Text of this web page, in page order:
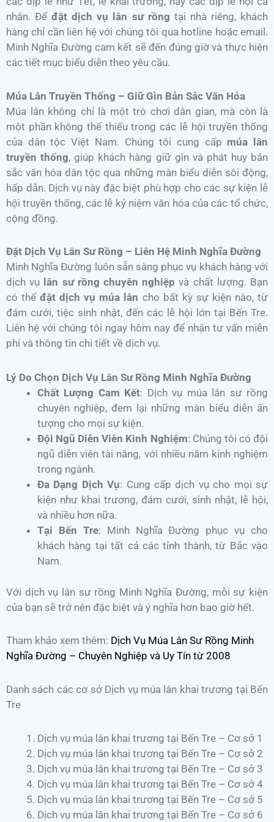
nhân. Đểđặt dịch vụ lân sư rồng tại nhà riêng, khách
hàng chỉ cần liên hệ với chúng tôi qua hotline hoặc email.
Minh Nghĩa Đường cam kết sẽ đến đúng giờ và thực hiện
các tiết mục biểu diễn theo yêu cầu.
Múa Lân Truyền Thống – Giữ Gìn Bản Sắc Văn Hóa
Múa lân không chỉ là một trò chơi dân gian, mà còn là
một phần không thể thiếu trong các lễ hội truyền thống
của dân tộc Việt Nam. Chúng tôi cung cấp múa lân
truyền thống, giúp khách hàng giữ gìn và phát huy bản
sắc văn hóa dân tộc qua những màn biểu diễn sôi động,
hấp dẫn. Dịch vụ này đặc biệt phù hợp cho các sự kiện lễ
hội truyền thống, các lễ kỷ niệm văn hóa của các tổ chức,
cộng đồng.
Đặt Dịch Vụ Lân Sư Rồng – Liên Hệ Minh Nghĩa Đường
Minh Nghĩa Đường luôn sẵn sàng phục vụ khách hàng với
dịch vụ lân sư rồng chuyên nghiệp và chất lượng. Bạn
có thểđặt dịch vụ múa lân cho bất kỳ sự kiện nào, từ
đám cưới, tiệc sinh nhật, đến các lễ hội lớn tại Bến Tre.
Liên hệ với chúng tôi ngay hôm nay để nhận tư vấn miễn
phí và thông tin chi tiết về dịch vụ.
Lý Do Chọn Dịch Vụ Lân Sư Rồng Minh Nghĩa Đường
Chất Lượng Cam Kết: Dịch vụ múa lân sư rồng
chuyên nghiệp, đem lại những màn biểu diễn ấn
tượng cho mọi sự kiện.
Đội Ngũ Diễn Viên Kinh Nghiệm: Chúng tôi có đội
ngũ diễn viên tài năng, với nhiều năm kinh nghiệm
trong ngành.
Đa Dạng Dịch Vụ: Cung cấp dịch vụ cho mọi sự
kiện như khai trương, đám cưới, sinh nhật, lễ hội,
và nhiều hơn nữa.
Tại Bến Tre: Minh Nghĩa Đường phục vụ cho
khách hàng tại tất cả các tỉnh thành, từ Bắc vào
Nam.
Với dịch vụ lân sư rồng Minh Nghĩa Đường, mỗi sự kiện
của bạn sẽ trở nên đặc biệt và ý nghĩa hơn bao giờ hết.
Tham khảo xem thêm: Dịch Vụ Múa Lân Sư Rồng Minh
Nghĩa Đường – Chuyên Nghiệp và Uy Tín từ 2008
Danh sách các cơ sở Dịch vụ múa lân khai trương tại Bến
Tre
Dịch vụ múa lân khai trương tại Bến Tre – Cơ sở 1
Dịch vụ múa lân khai trương tại Bến Tre – Cơ sở 2
Dịch vụ múa lân khai trương tại Bến Tre – Cơ sở 3
Dịch vụ múa lân khai trương tại Bến Tre – Cơ sở 4
Dịch vụ múa lân khai trương tại Bến Tre – Cơ sở 5
Dịch vụ múa lân khai trương tại Bến Tre – Cơ sở 6